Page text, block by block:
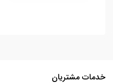
خدمات مشتریان